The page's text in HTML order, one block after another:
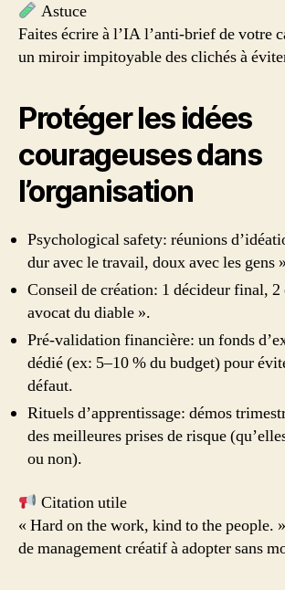
Astuce
Faites écrire à l’IA l’anti‑brief de votre
un miroir impitoyable des clichés à
Protéger les idées
courageuses dans
l’organisation
Psychological safety: réunions
dur avec le travail, doux avec les gens
Conseil de création: 1 décideur final, 2
avocat du diable ».
Pré‑validation financière: un fonds
dédié (ex: 5–10 % du budget) pour
défaut.
Rituels d’apprentissage: démos
des meilleures prises de risque
ou non).
Citation utile
« Hard on the work, kind to the
de management créatif à adopter sans